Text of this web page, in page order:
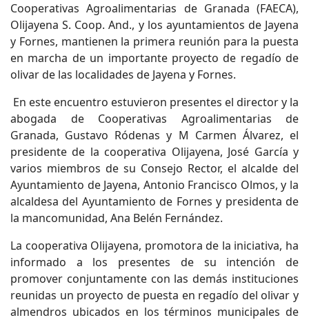
Cooperativas Agroalimentarias de Granada (FAECA),
Olijayena S. Coop. And., y los ayuntamientos de Jayena
y Fornes, mantienen la primera reunión para la puesta
en marcha de un importante proyecto de regadío de
olivar de las localidades de Jayena y Fornes.
En este encuentro estuvieron presentes el director y la
abogada de Cooperativas Agroalimentarias de
Granada, Gustavo Ródenas y M Carmen Álvarez, el
presidente de la cooperativa Olijayena, José García y
varios miembros de su Consejo Rector, el alcalde del
Ayuntamiento de Jayena, Antonio Francisco Olmos, y la
alcaldesa del Ayuntamiento de Fornes y presidenta de
la mancomunidad, Ana Belén Fernández.
La cooperativa Olijayena, promotora de la iniciativa, ha
informado a los presentes de su intención de
promover conjuntamente con las demás instituciones
reunidas un proyecto de puesta en regadío del olivar y
almendros ubicados en los términos municipales de